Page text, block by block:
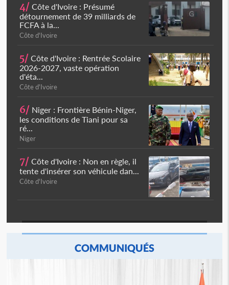
4/ Côte d'Ivoire : Présumé
détournement de 39 milliards de
FCFA à la...
Côte d'Ivoire
5/ Côte d'Ivoire : Rentrée Scolaire
2026-2027, vaste opération
d'éta...
Côte d'Ivoire
6/ Niger : Frontière Bénin-Niger,
les conditions de Tiani pour sa
ré...
Niger
7/ Côte d'Ivoire : Non en règle, il
tente d'insérer son véhicule dan...
Côte d'Ivoire
COMMUNIQUÉS